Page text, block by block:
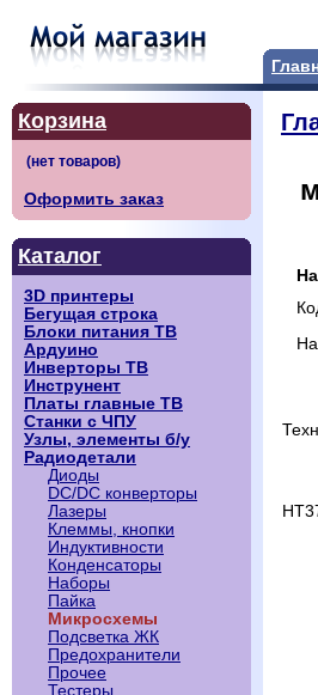
Корзина
Оформить заказ
Каталог
3D принтеры
Бегущая строка
Блоки питания ТВ
Ардуино
Инверторы ТВ
Инструнент
Платы главные ТВ
Станки с ЧПУ
Узлы, элементы б/у
Радиодетали
Диоды
DC/DC конверторы
Лазеры
Клеммы, кнопки
Индуктивности
Конденсаторы
Наборы
Пайка
Микросхемы
Подсветка ЖК
Предохранители
Прочее
Тестеры